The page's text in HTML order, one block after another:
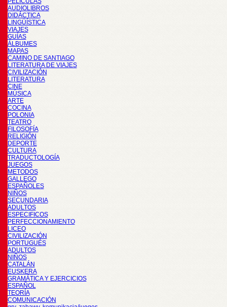
AUDIOLIBROS
DIDÁCTICA
LINGÜÍSTICA
VIAJES
GUÍAS
ÁLBUMES
MAPAS
CAMINO DE SANTIAGO
LITERATURA DE VIAJES
CIVILIZACIÓN
LITERATURA
CINE
MÚSICA
ARTE
COCINA
POLONIA
TEATRO
FILOSOFÍA
RELIGIÓN
DEPORTE
CULTURA
TRADUCTOLOGÍA
JUEGOS
METODOS
GALLEGO
ESPAÑOLES
NIÑOS
SECUNDARIA
ADULTOS
ESPECIFICOS
PERFECCIONAMIENTO
LICEO
CIVILIZACIÓN
PORTUGUÉS
ADULTOS
NIÑOS
CATALÁN
EUSKERA
GRAMÁTICA Y EJERCICIOS
ESPAÑOL
TEORÍA
COMUNICACIÓN